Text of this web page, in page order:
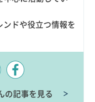
ンドや役立つ情報を
の記事を見る ＞